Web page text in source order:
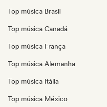
Top música Brasil
Top música Canadá
Top música França
Top música Alemanha
Top música Itália
Top música México